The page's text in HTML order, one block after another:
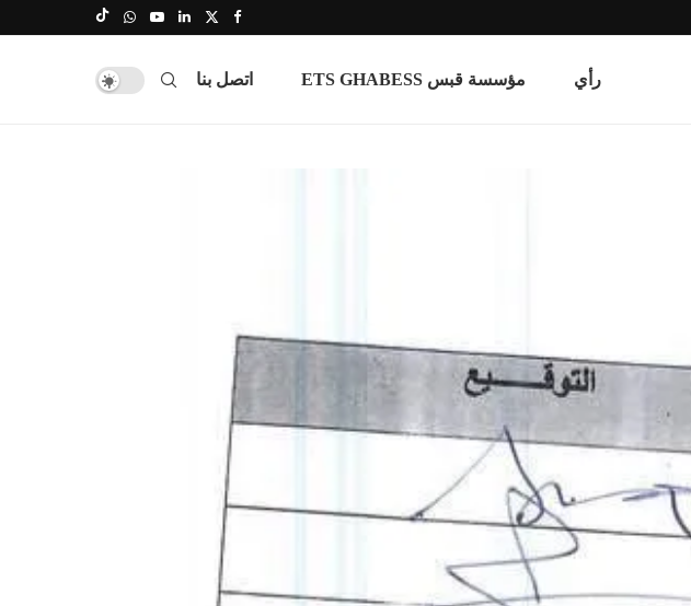
رأي مؤسسة قبس ETS GHABESS اتصل بنا